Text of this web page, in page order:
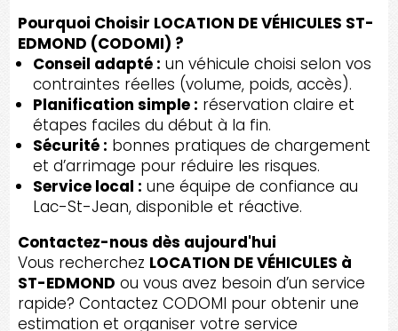
Pourquoi Choisir LOCATION DE VÉHICULES ST-
EDMOND (CODOMI) ?
Conseil adapté : un véhicule choisi selon vos
contraintes réelles (volume, poids, accès).
Planification simple : réservation claire et
étapes faciles du début à la fin.
Sécurité : bonnes pratiques de chargement
et d’arrimage pour réduire les risques.
Service local : une équipe de confiance au
Lac-St-Jean, disponible et réactive.
Contactez-nous dès aujourd'hui
Vous recherchez LOCATION DE VÉHICULES à
ST-EDMOND ou vous avez besoin d’un service
rapide? Contactez CODOMI pour obtenir une
estimation et organiser votre service